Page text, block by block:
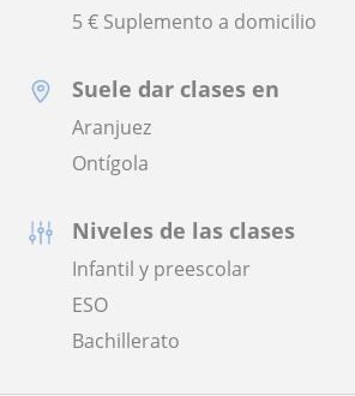
5 € Suplemento a domicilio
Suele dar clases en
Aranjuez
Ontígola
Niveles de las clases
Infantil y preescolar
ESO
Bachillerato